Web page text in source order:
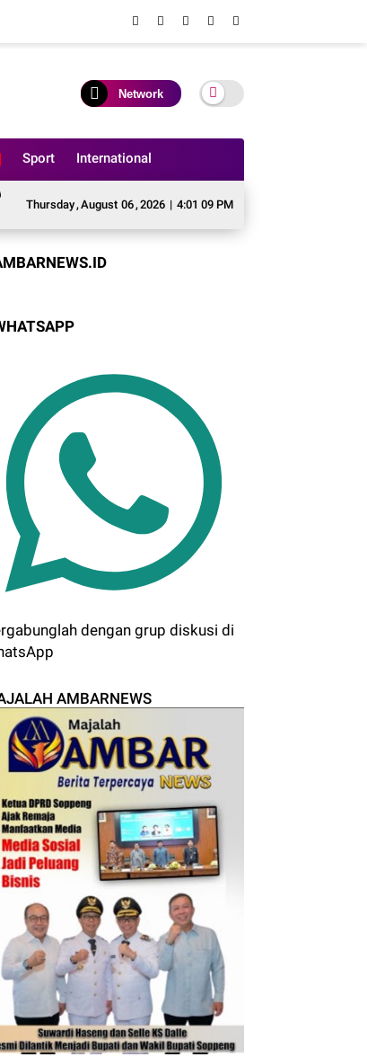
Network
Sport International
Thursday,August 06,2026 | 4:01 10 PM
Polres Luwu Pulihkan Harmoni Lewat Restorative Justice
dengan grup diskusi di
AMBARNEWS